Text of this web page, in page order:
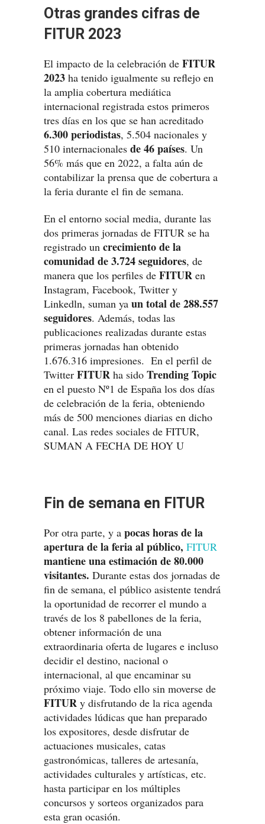
Otras grandes cifras de
FITUR 2023
El impacto de la celebración de FITUR
2023 ha tenido igualmente su reflejo en
la amplia cobertura mediática
internacional registrada estos primeros
tres días en los que se han acreditado
6.300 periodistas, 5.504 nacionales y
510 internacionales de 46 países. Un
56% más que en 2022, a falta aún de
contabilizar la prensa que de cobertura a
la feria durante el fin de semana.
En el entorno social media, durante las
dos primeras jornadas de FITUR se ha
registrado un crecimiento de la
comunidad de 3.724 seguidores, de
manera que los perfiles de FITUR en
Instagram, Facebook, Twitter y
Linkedln, suman ya un total de 288.557
seguidores. Además, todas las
publicaciones realizadas durante estas
primeras jornadas han obtenido
1.676.316 impresiones. En el perfil de
Twitter FITUR ha sido Trending Topic
en el puesto Nº1 de España los dos días
de celebración de la feria, obteniendo
más de 500 menciones diarias en dicho
canal. Las redes sociales de FITUR,
SUMAN A FECHA DE HOY U
Fin de semana en FITUR
Por otra parte, y a pocas horas de la
apertura de la feria al público, FITUR
mantiene una estimación de 80.000
visitantes. Durante estas dos jornadas de
fin de semana, el público asistente tendrá
la oportunidad de recorrer el mundo a
través de los 8 pabellones de la feria,
obtener información de una
extraordinaria oferta de lugares e incluso
decidir el destino, nacional o
internacional, al que encaminar su
próximo viaje. Todo ello sin moverse de
FITUR y disfrutando de la rica agenda
actividades lúdicas que han preparado
los expositores, desde disfrutar de
actuaciones musicales, catas
gastronómicas, talleres de artesanía,
actividades culturales y artísticas, etc.
hasta participar en los múltiples
concursos y sorteos organizados para
esta gran ocasión.